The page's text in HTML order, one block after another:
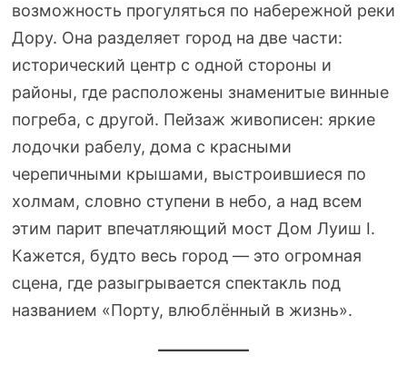
возможность прогуляться по набережной реки
Дору. Она разделяет город на две части:
исторический центр с одной стороны и
районы, где расположены знаменитые винные
погреба, с другой. Пейзаж живописен: яркие
лодочки рабелу, дома с красными
черепичными крышами, выстроившиеся по
холмам, словно ступени в небо, а над всем
этим парит впечатляющий мост Дом Луиш I.
Кажется, будто весь город — это огромная
сцена, где разыгрывается спектакль под
названием «Порту, влюблённый в жизнь».